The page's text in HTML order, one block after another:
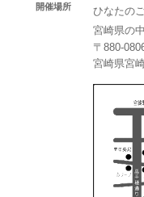
開催場所
ひなたの
宮崎県の
〒880-
宮崎県宮